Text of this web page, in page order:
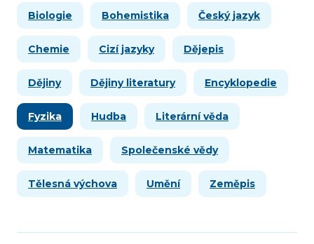
Biologie Bohemistika Český jazyk
Chemie Cizí jazyky Dějepis
Dějiny Dějiny literatury Encyklopedie
Fyzika Hudba Literární věda
Matematika Společenské vědy
Tělesná výchova Umění Zeměpis